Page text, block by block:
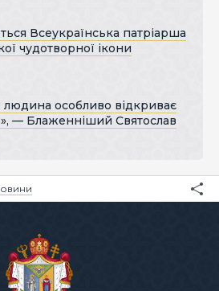
Всеукраїнська патріарша
чудотворної ікони
людина особливо відкриває
— Блаженніший Святослав